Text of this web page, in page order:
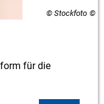
© Stockfoto
für die